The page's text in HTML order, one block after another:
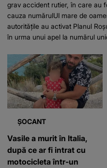
grav accident rutier, în care au
cauza numărulUI mare de
autoritățile au activat Planul
în urma unui apel la numărul
ȘOCANT
Vasile a murit în Italia,
după ce ar fi intrat cu
motocicleta într-un